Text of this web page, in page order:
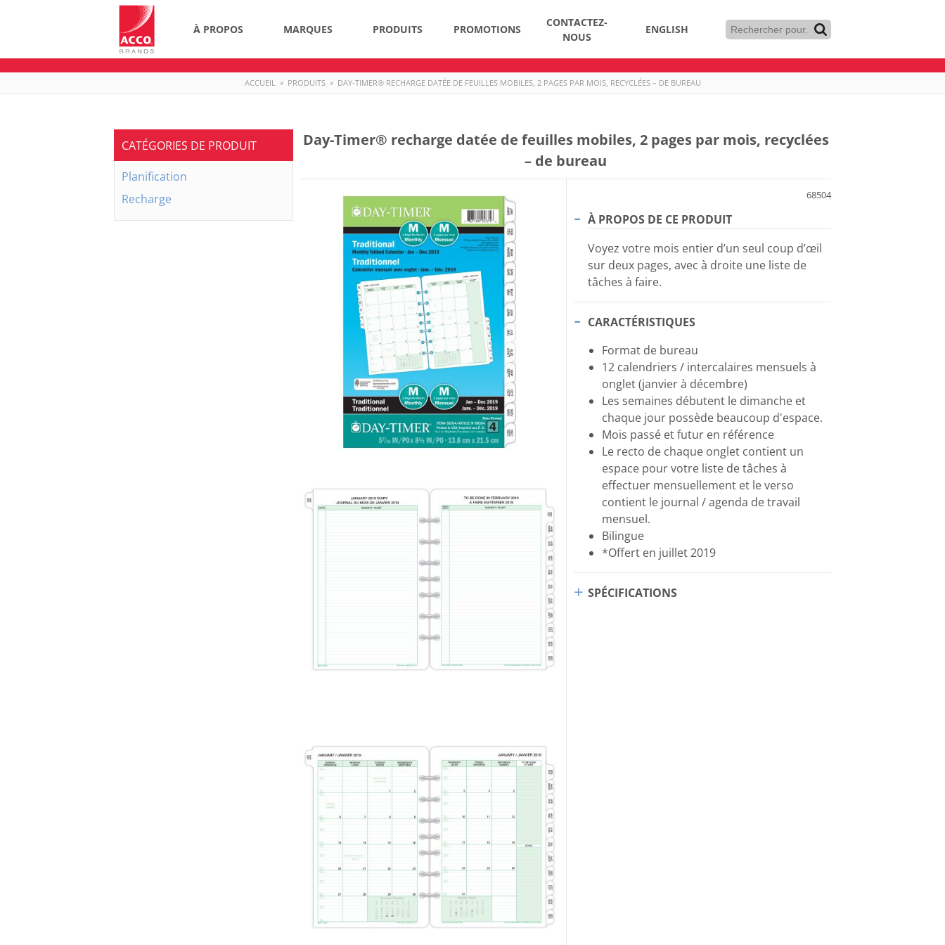
À PROPOS MARQUES PRODUITS PROMOTIONS
CONTACTEZ-
NOUS
ENGLISH
ACCUEIL » PRODUITS » DAY-TIMER® RECHARGE DATÉE DE FEUILLES MOBILES, 2 PAGES PAR MOIS, RECYCLÉES – DE BUREAU
Day-Timer® recharge datée de feuilles mobiles, 2 pages par mois, recyclées
– de bureau
68504
À PROPOS DE CE PRODUIT
Voyez votre mois entier d’un seul coup d’œil
sur deux pages, avec à droite une liste de
tâches à faire.
CARACTÉRISTIQUES
Format de bureau
12 calendriers / intercalaires mensuels à
onglet (janvier à décembre)
Les semaines débutent le dimanche et
chaque jour possède beaucoup d'espace.
Mois passé et futur en référence
Le recto de chaque onglet contient un
espace pour votre liste de tâches à
effectuer mensuellement et le verso
contient le journal / agenda de travail
mensuel.
Bilingue
*Offert en juillet 2019
SPÉCIFICATIONS
CATÉGORIES DE PRODUIT
Planification
Recharge